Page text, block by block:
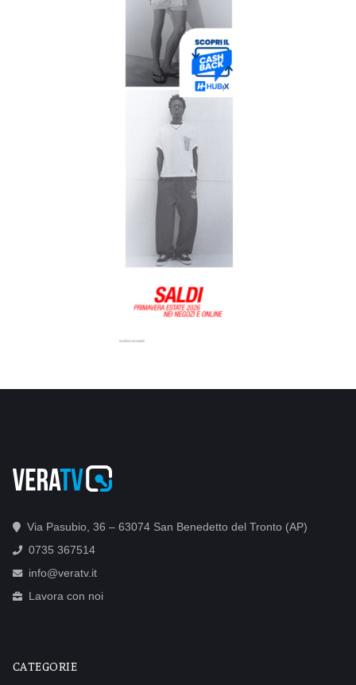
Via Pasubio, 36 – 63074 San Benedetto del Tronto (AP)
0735 367514
info@veratv.it
Lavora con noi
CATEGORIE